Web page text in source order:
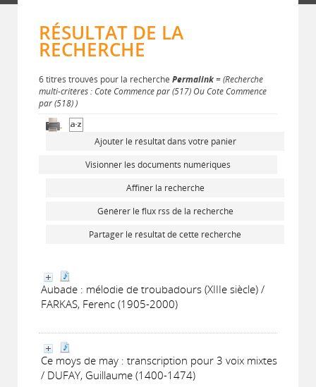
RÉSULTAT DE LA
RECHERCHE
6 titres trouvés pour la recherche Permalink= (Recherche
multi-critères : Cote Commence par (517) Ou Cote Commence
par (518) )
Ajouter le résultat dans votre panier
Visionner les documents numériques
Affiner la recherche
Générer le flux rss de la recherche
Partager le résultat de cette recherche
Aubade : mélodie de troubadours (XIIIe siècle) /
FARKAS, Ferenc (1905-2000)
Ce moys de may : transcription pour 3 voix mixtes
/ DUFAY, Guillaume (1400-1474)